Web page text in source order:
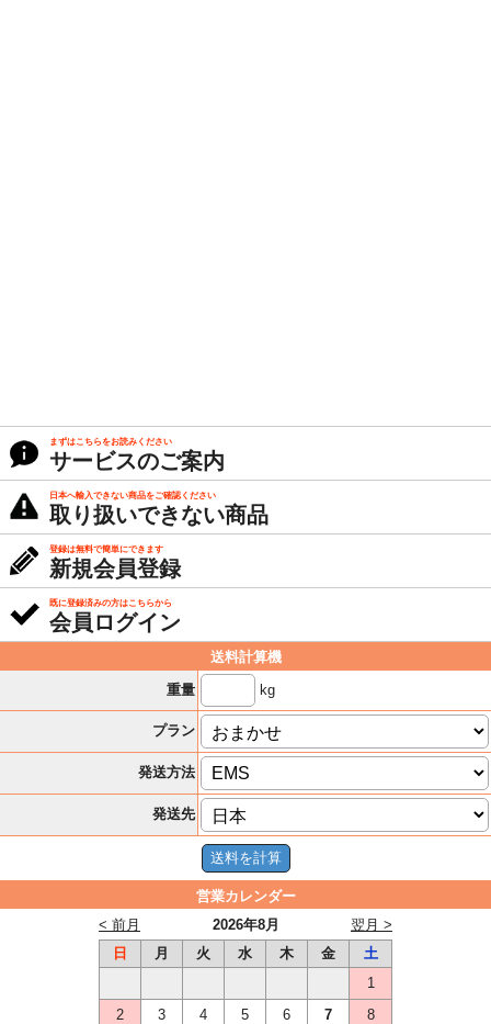
まずはこちらをお読みください
サービスのご案内
日本へ輸入できない商品をご確認ください
取り扱いできない商品
登録は無料で簡単にできます
新規会員登録
既に登録済みの方はこちらから
会員ログイン
送料計算機
重量
kg
プラン
発送方法
発送先
営業カレンダー
2026年8月
< 前月
翌月 >
日
月 火 水 木 金
土
1
2
3 4 5 6 7
8